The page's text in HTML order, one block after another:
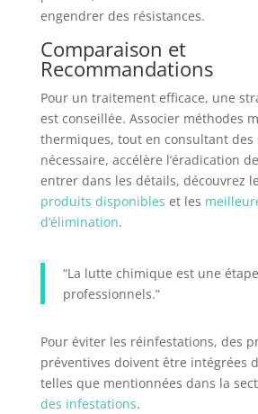
engendrer des résistances.
Comparaison et
Recommandations
Pour un traitement efficace, une
est conseillée. Associer méthodes
thermiques, tout en consultant des
nécessaire, accélère l’éradication
entrer dans les détails, découvrez
produits disponibles et les
d’élimination.
“La lutte chimique est une
professionnels.”
Pour éviter les réinfestations, des
préventives doivent être intégrées
telles que mentionnées dans la
des infestations.